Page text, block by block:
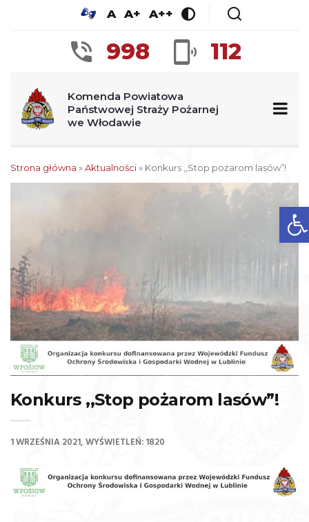
A A+ A++
998 112
Komenda Powiatowa
Państwowej Straży Pożarnej
we Włodawie
Strona główna »Aktualności» Konkurs ,,Stop pożarom lasów”!
Konkurs ,,Stop pożarom lasów”!
1 WRZEŚNIA 2021 WYŚWIETLEŃ: 1820